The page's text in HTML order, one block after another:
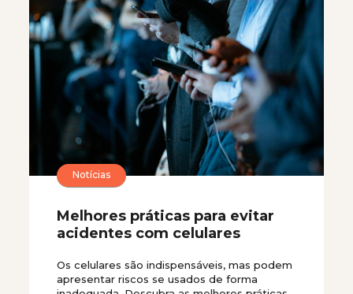
Notícias
Melhores práticas para evitar
acidentes com celulares
Os celulares são indispensáveis, mas podem
apresentar riscos se usados de forma